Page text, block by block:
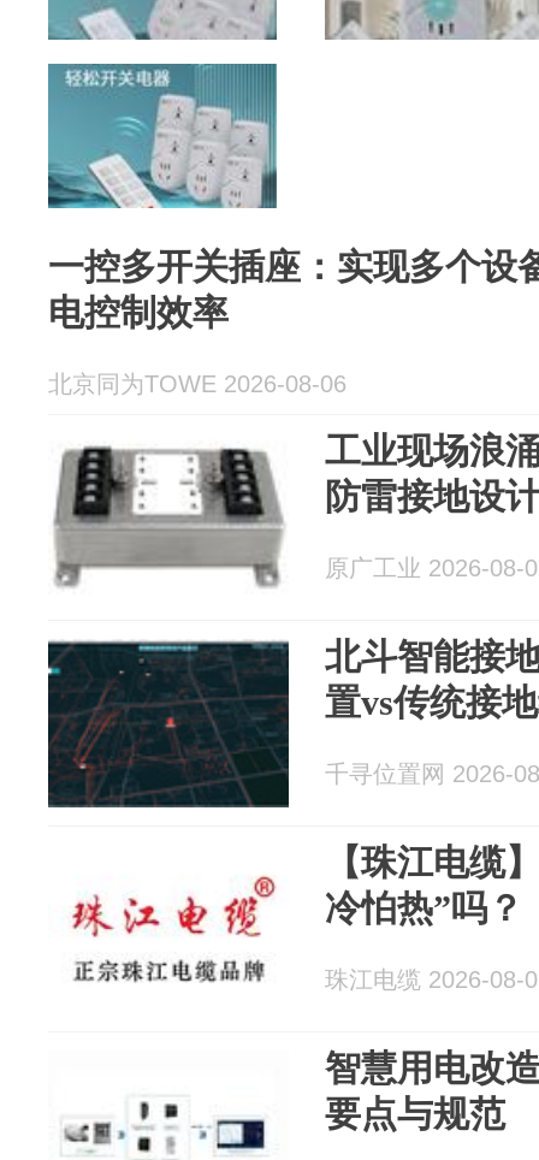
一控多开关插座：实现多个设
电控制效率
北京同为TOWE 2026-08-06
工业现场浪
防雷接地设
原广工业 2026-08-
北斗智能接
置vs传统接
千寻位置网 2026-
【珠江电缆
冷怕热”吗？
珠江电缆 2026-08-
智慧用电改
要点与规范